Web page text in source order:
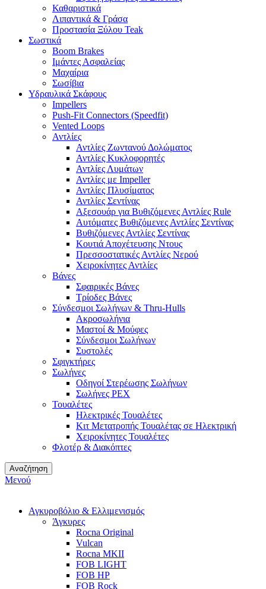
Καθαριστικά
Λιπαντικά & Γράσα
Προστασία Ξύλου Teak
Σωστικά
Boom Brakes
Ιμάντες Ασφαλείας
Μαχαίρια
Σωσίβια
Υδραυλικά Σκάφους
Impellers
Push-Fit Connectors (Speedfit)
Vented Loops
Αντλίες
Αντλίες Ζωντανού Δολώματος
Αντλίες Κυκλοφορητές
Αντλίες Λυμάτων
Αντλίες με Impeller
Αντλίες Πλυσίματος
Αντλίες Σεντίνας
Αξεσουάρ για Βυθιζόμενες Αντλίες Rule
Αυτόματες Βυθιζόμενες Αντλίες Σεντίνας
Βυθιζόμενες Αντλίες Σεντίνας
Κουτιά Αποχέτευσης Ντους
Πρεσσοστατικές Αντλίες Νερού
Χειροκίνητες Αντλίες
Βάνες
Σφαιρικές Βάνες
Τρίοδες Βάνες
Σύνδεσμοι Σωλήνων & Thru-Hulls
Ακροσωλήνια
Μαστοί & Μούφες
Σύνδεσμοι Σωλήνων
Συστολές
Σφιγκτήρες
Σωλήνες
Οδηγοί Στερέωσης Σωλήνων
Σωλήνες PEX
Τουαλέτες
Ηλεκτρικές Τουαλέτες
Κιτ Μετατροπής Τουαλέτας σε Ηλεκτρική
Χειροκίνητες Τουαλέτες
Φλοτέρ & Διακόπτες
Αναζήτηση
Μενού
Αγκυροβόλιο & Ελλιμενισμός
Άγκυρες
Rocna Original
Vulcan
Rocna MKII
FOB LIGHT
FOB HP
FOB Rock